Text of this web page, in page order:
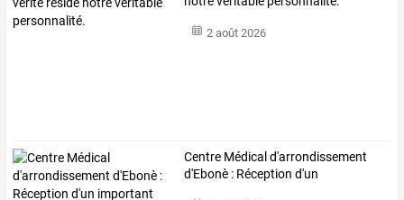
2 août 2026
Centre Médical d'arrondissement
d'Ebonè : Réception d'un